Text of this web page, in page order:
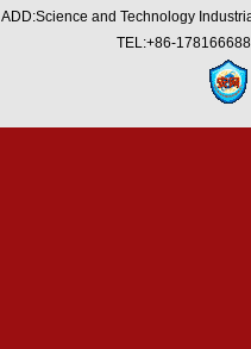
ADD:Science and Technology
TEL:+86-